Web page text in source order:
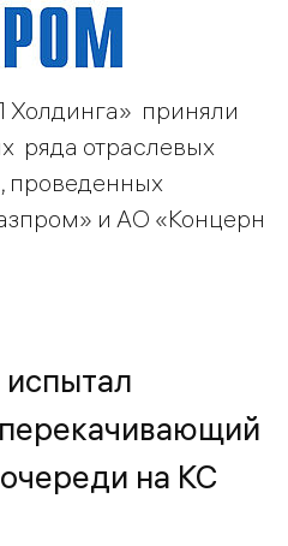
Холдинга» приняли
ряда отраслевых
проведенных
и АО «Концерн
на КС